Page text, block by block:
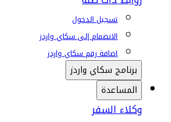
تسجيل الدخول
الانضمام إلى سكاي واردز
إضافة رقم سكاي واردز
برنامج سكاي واردز
المساعدة
وكلاء السفر